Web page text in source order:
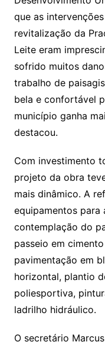
que as
revitalização da
Leite eram
sofrido muitos
trabalho de
bela e confortável
município ganha
destacou.
Com investimento
projeto da obra
mais dinâmico. A
equipamentos para
contemplação do
passeio em
pavimentação em
horizontal, plantio
poliesportiva,
ladrilho hidráulico.
O secretário